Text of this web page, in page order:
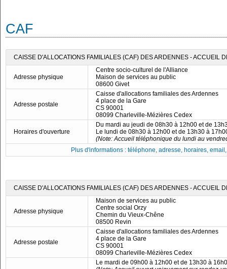
CAF
CAISSE D'ALLOCATIONS FAMILIALES (CAF) DES ARDENNES - ACCUEIL
Adresse physique
Centre socio-culturel de l'Alliance
Maison de services au public
08600 Givet
Adresse postale
Caisse d'allocations familiales des Ardennes
4 place de la Gare
CS 90001
08099 Charleville-Mézières Cedex
Horaires d'ouverture
Du mardi au jeudi de 08h30 à 12h00 et de
Le lundi de 08h30 à 12h00 et de 13h30 à
(Note: Accueil téléphonique du lundi au
Plus d'informations : téléphone, adresse, horaires,
CAISSE D'ALLOCATIONS FAMILIALES (CAF) DES ARDENNES - ACCUEIL
Adresse physique
Maison de services au public
Centre social Orzy
Chemin du Vieux-Chêne
08500 Revin
Adresse postale
Caisse d'allocations familiales des Ardennes
4 place de la Gare
CS 90001
08099 Charleville-Mézières Cedex
Le mardi de 09h00 à 12h00 et de 13h30 à